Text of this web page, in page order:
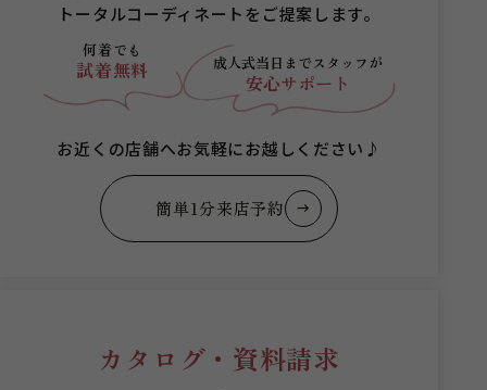
トータルコーディネートをご提案します。
何着でも
試着無料 成人式当日まで スタッフが
安心サポート
お近くの店舗へお気軽にお越しください♪
簡単1分来店予約
カタログ・資料請求